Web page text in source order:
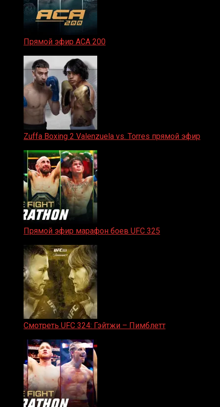
Прямой эфир ACA 200
Zuffa Boxing 2 Valenzuela vs. Torres прямой эфир
Прямой эфир марафон боев UFC 325
Смотреть UFC 324: Гэйтжи – Пимблетт